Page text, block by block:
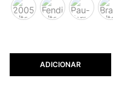
ADICIONAR